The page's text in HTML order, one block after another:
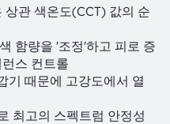
관 색온도(CCT) 값의 순
함량을 '조정'하고 피로 증
스 컨트롤
기 때문에 고강도에서 열
최고의 스펙트럼 안정성